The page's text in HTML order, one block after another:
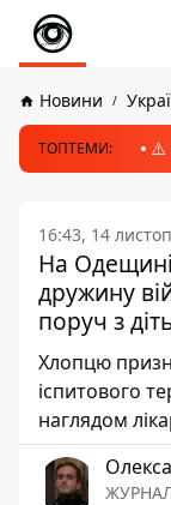
Новини
ТОПТЕМИ: ⚠️
16:43, 14
На Одещині
дружину
поруч з
Хлопцю
іспитового
наглядом